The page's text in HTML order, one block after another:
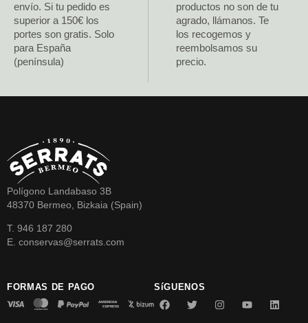
envío. Si tu pedido es
superior a 150€ los
portes son gratis. Solo
para España
(península)
productos no son de tu
agrado, llámanos. Te
los recogemos y
reembolsamos su
precio.
Polígono Landabaso 3B
48370 Bermeo, Bizkaia (Spain)
T. 946 187 280
E. conservas@serrats.com
FORMAS DE PAGO SíGUENOS